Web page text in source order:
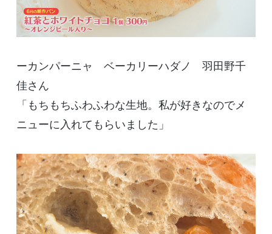
ーカンパーニャ ベーカリーハダノ 羽田野千
佳さん
「もちもちふわふわな生地。私が好きなのでメ
ニューに入れてもらいました」